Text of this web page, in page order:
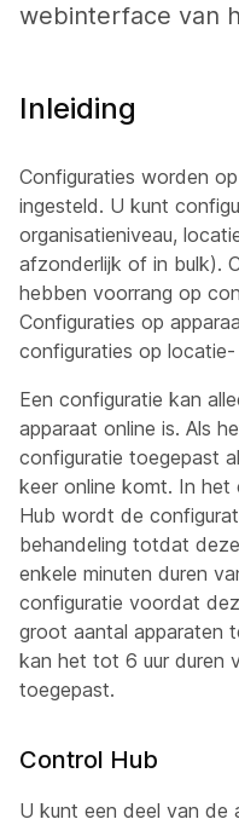
webinterface van
Inleiding
Configuraties worden
ingesteld. U kunt
organisatieniveau,
afzonderlijk of in bulk).
hebben voorrang op
Configuraties op
configuraties op locatie-
Een configuratie kan
apparaat online is. Als
configuratie toegepast
keer online komt. In
Hub wordt de
behandeling totdat
enkele minuten duren
configuratie voordat
groot aantal apparaten
kan het tot 6 uur duren
toegepast.
Control Hub
U kunt een deel van de